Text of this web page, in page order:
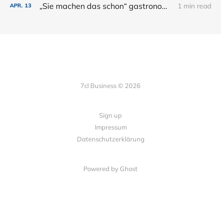
APR. 13 „Sie machen das schon“ gastronomische Zukunft nach KI Phase eins. 1 min read
7cl Business © 2026
Sign up
Impressum
Datenschutzerklärung
Powered by Ghost